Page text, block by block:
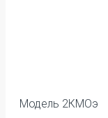
Модель 2КМОэ